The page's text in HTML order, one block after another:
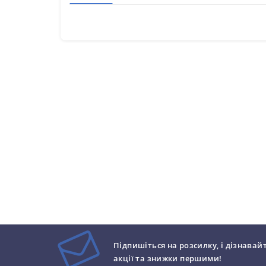
Підпишіться на розсилку, і
акції та знижки першими!